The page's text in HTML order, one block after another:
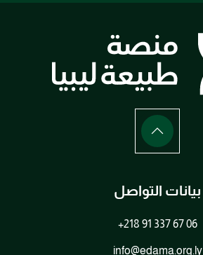
بيانات التواصل
+218 91 337 67 06
info@edama.org.ly